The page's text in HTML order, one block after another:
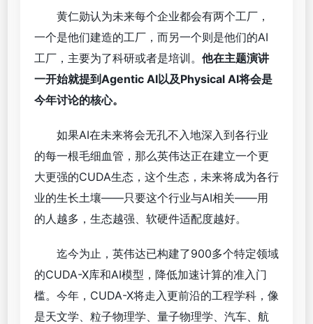
黄仁勋认为未来每个企业都会有两个工厂，
一个是他们建造的工厂，而另一个则是他们的AI
工厂，主要为了科研或者是培训。 他在主题演讲
一开始就提到Agentic AI以及Physical AI将会是
今年讨论的核心。
如果AI在未来将会无孔不入地深入到各行业
的每一根毛细血管，那么英伟达正在建立一个更
大更强的CUDA生态，这个生态，未来将成为各行
业的生长土壤——只要这个行业与AI相关——用
的人越多，生态越强、软硬件适配度越好。
迄今为止，英伟达已构建了900多个特定领域
的CUDA-X库和AI模型，降低加速计算的准入门
槛。今年，CUDA-X将走入更前沿的工程学科，像
是天文学、粒子物理学、量子物理学、汽车、航